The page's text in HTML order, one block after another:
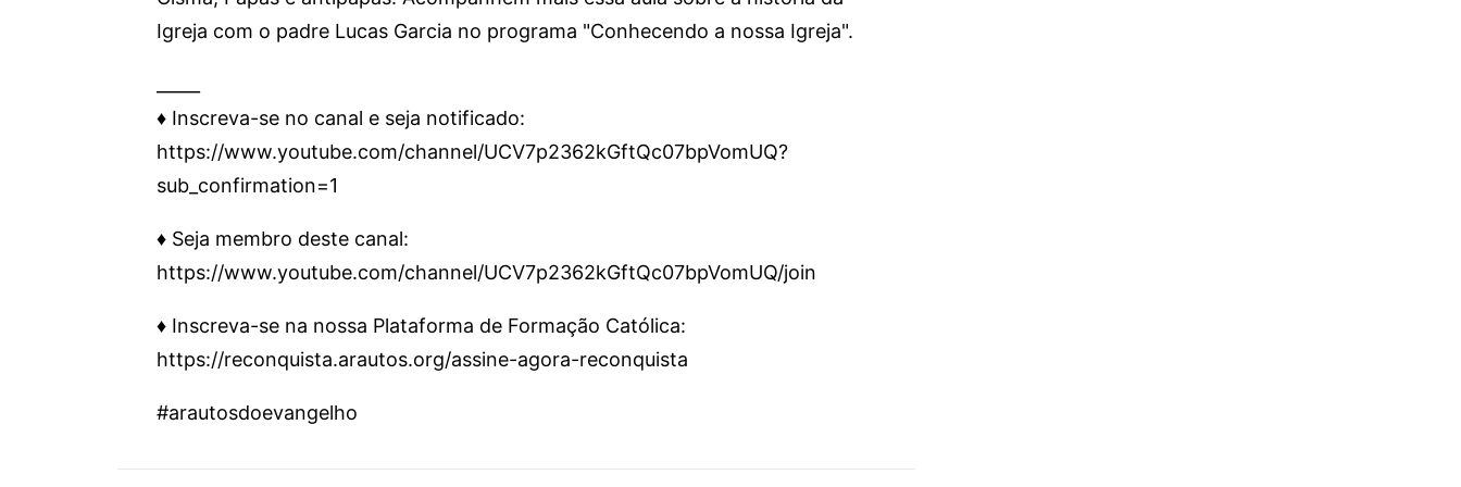
Igreja com o padre Lucas Garcia no programa "Conhecendo a nossa Igreja".
♦️ Inscreva-se no canal e seja notificado:
https://www.youtube.com/channel/UCV7p2362kGftQc07bpVomUQ?
sub_confirmation=1
♦️ Seja membro deste canal:
https://www.youtube.com/channel/UCV7p2362kGftQc07bpVomUQ/join
♦️ Inscreva-se na nossa Plataforma de Formação Católica:
https://reconquista.arautos.org/assine-agora-reconquista
#arautosdoevangelho